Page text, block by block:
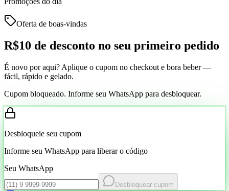
Oferta de boas-vindas
R$10 de desconto no seu primeiro pedido
É novo por aqui? Aplique o cupom no checkout e bora beber —
fácil, rápido e gelado.
Cupom bloqueado. Informe seu WhatsApp para desbloquear.
Desbloqueie seu cupom
Informe seu WhatsApp para liberar o código
Seu WhatsApp
Desbloquear cupom